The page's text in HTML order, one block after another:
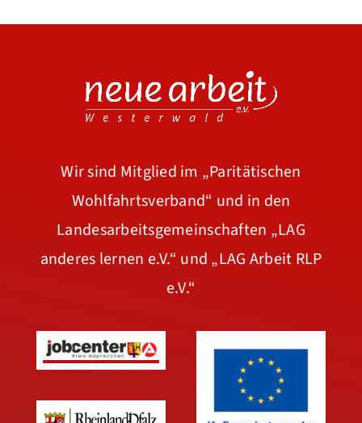
Wir sind Mitglied im „Paritätischen
Wohlfahrtsverband“ und in den
Landesarbeitsgemeinschaften „LAG
anderes lernen e.V.“ und „LAG Arbeit RLP
e.V.“